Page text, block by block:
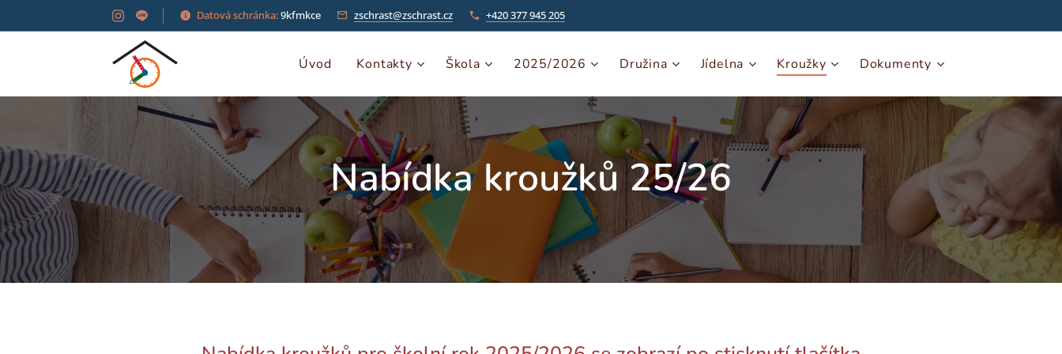
Datová schránka:9kfmkce zschrast@zschrast.cz +420 377 945 205
Úvod Kontakty Škola 2025/2026 Družina Jídelna Kroužky Dokumenty
Nabídka kroužků 25/26